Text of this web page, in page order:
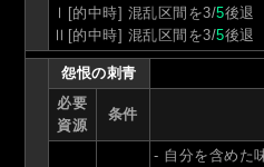
Ⅰ[的中時] 混乱区間を3/5後退
Ⅱ[的中時] 混乱区間を3/5後退
怨恨の刺青
必要
資源
条件
- 自分を含めた